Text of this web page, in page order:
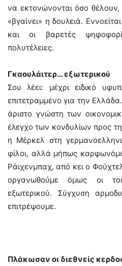
να εκτονώνονται όσο θέλουν,
«βγαίνει» η δουλειά.
και οι βαρετές
πολυτέλειες.
Γκαουλάιτερ… εξωτερικού
Σου λέει: μέχρι ειδικό
επιτετραμμένο για την
άριστο γνώστη των
έλεγχο των κονδυλίων προς
η Μέρκελ στη
φίλοι, αλλά μήπως
Ράιχενμπαχ, από κει ο
οργανωθούμε όμως οι
εξωτερικού. Σύγχυση
επιτρέψουμε.
Πλάκωσαν οι διεθνείς